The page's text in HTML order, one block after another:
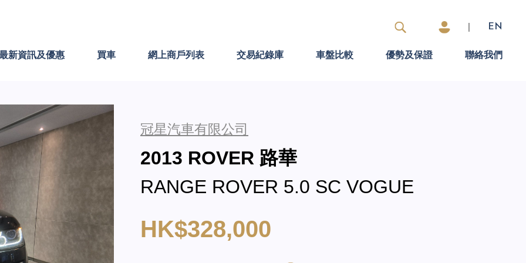
EN
新資訊及優惠 買車 網上商戶列表 交易紀錄庫 車盤比較 優勢及保證 聯絡我們
冠星汽車有限公司
2013 ROVER 路華
RANGE ROVER 5.0 SC VOGUE
HK$328,000